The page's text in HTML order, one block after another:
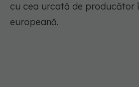
cu cea urcată de producător
europeană.